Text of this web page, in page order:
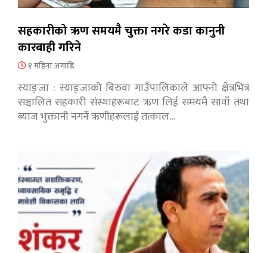
सहकारीको ऋण समयमै चुक्ता नगरे कडा कानुनी
कारबाही गरिने
१ महिना अगाडि
स्याङ्जा : स्याङ्जाको बिरुवा गाउँपालिकाले आफ्नो क्षेत्रभित्र
सञ्चालित सहकारी संस्थाहरूबाट ऋण लिई समयमै सावाँ तथा
ब्याज भुक्तानी नगर्ने ऋणीहरूलाई तत्काल…